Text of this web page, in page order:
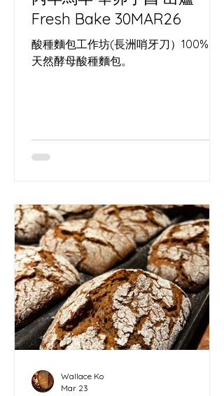
Fresh Bake 30MAR26
酸種麵包工作坊(長洲哨牙刀）100%。
天然酵母酸種麵包。
Wallace Ko
Mar 23